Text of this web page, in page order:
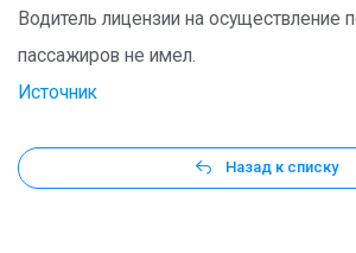
Водитель лицензии на осуществление
пассажиров не имел.
Источник
Назад к списку